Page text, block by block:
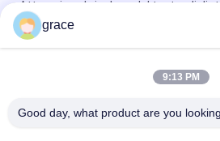
Attrezzi per bricolage del tester di
56N 60M
Telemetro tenuto in mano del laser di
Attrezzi per bricolage manuali del
grace
9:13 PM
Good day, what product are you